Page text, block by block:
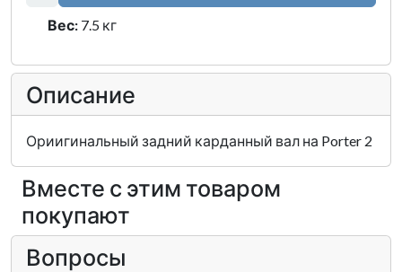
Вес: 7.5 кг
Описание
Ориигинальный задний карданный вал на Porter 2
Вместе с этим товаром
покупают
Вопросы